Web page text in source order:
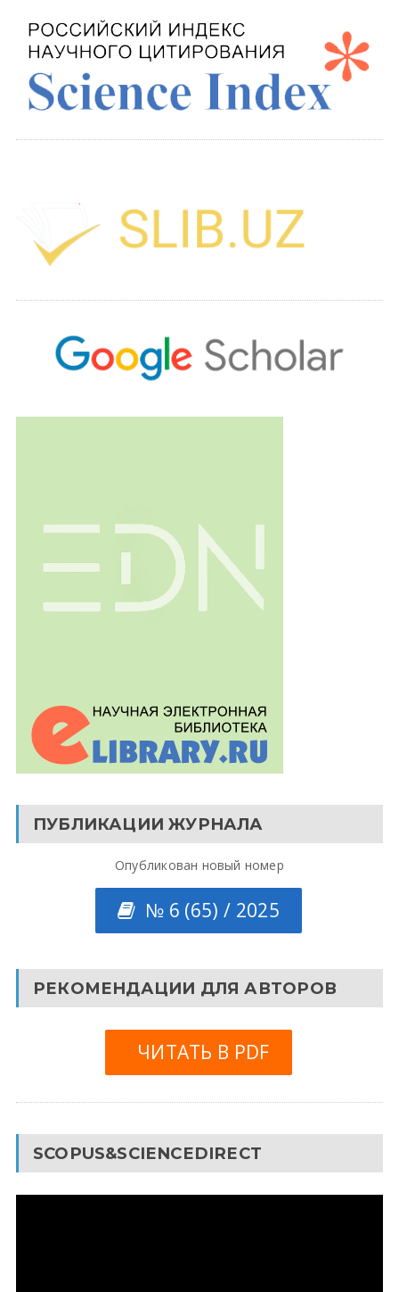
ПУБЛИКАЦИИ ЖУРНАЛА
Опубликован новый номер
№ 6 (65) / 2025
РЕКОМЕНДАЦИИ ДЛЯ АВТОРОВ
ЧИТАТЬ В PDF
SCOPUS&SCIENCEDIRECT